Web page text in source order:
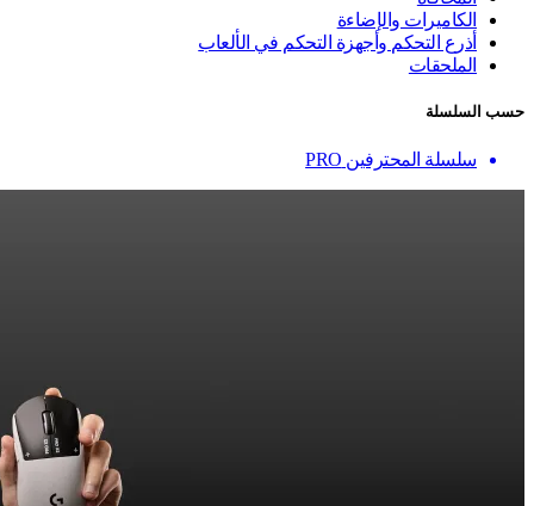
الكاميرات والإضاءة
أذرع التحكم وأجهزة التحكم في الألعاب
الملحقات
حسب السلسلة
سلسلة المحترفين PRO